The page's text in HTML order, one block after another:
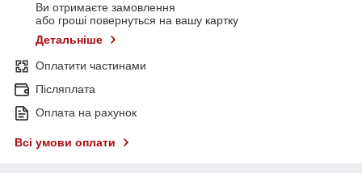
Ви отримаєте замовлення
або гроші повернуться на вашу картку
Детальніше
Оплатити частинами
Післяплата
Оплата на рахунок
Всі умови оплати